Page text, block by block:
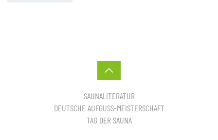
SAUNALITERATUR
DEUTSCHE AUFGUSS-MEISTERSCHAFT
TAG DER SAUNA